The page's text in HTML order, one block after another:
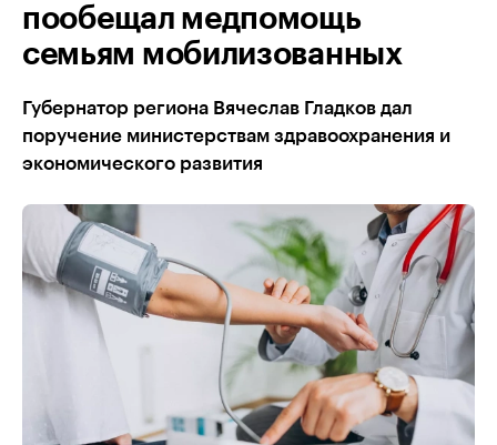
пообещал медпомощь
семьям мобилизованных
Губернатор региона Вячеслав Гладков дал
поручение министерствам здравоохранения и
экономического развития